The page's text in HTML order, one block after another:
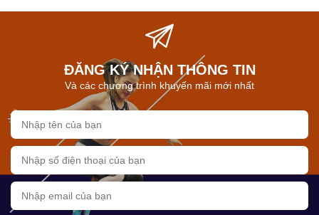
ĐĂNG KÝ NHẬN THÔNG TIN
Và các chương trình khuyến mãi mới nhất